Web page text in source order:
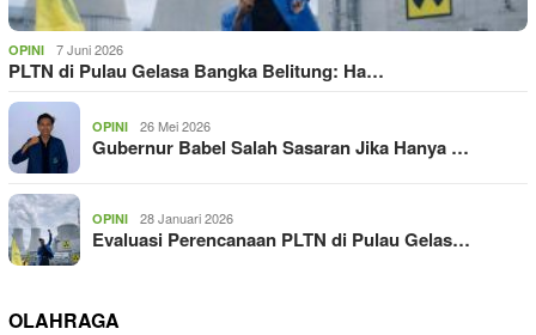
OPINI 7 Juni 2026
PLTN di Pulau Gelasa Bangka Belitung: Ha…
OPINI 26 Mei 2026
Gubernur Babel Salah Sasaran Jika Hanya …
OPINI 28 Januari 2026
Evaluasi Perencanaan PLTN di Pulau Gelas…
OLAHRAGA